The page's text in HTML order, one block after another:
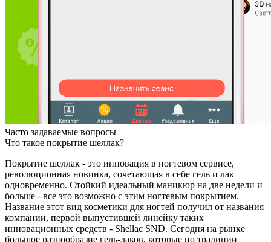
Часто задаваемые вопросы
Что такое покрытие шеллак?
Покрытие шеллак - это инновация в ногтевом сервисе,
революционная новинка, сочетающая в себе гель и лак
одновременно. Стойкий идеальный маникюр на две недели и
больше - все это возможно с этим ногтевым покрытием.
Название этот вид косметики для ногтей получил от названия
компании, первой выпустившей линейку таких
инновационных средств - Shellac SND. Сегодня на рынке
большое разнообразие гель-лаков, которые по традиции